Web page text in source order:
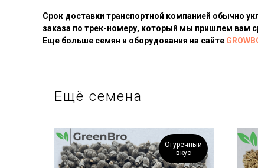
Срок доставки транспортной компанией обычно
заказа по трек-номеру, который мы пришлем вам
Еще больше семян и оборудования на сайте
Ещё семена
Огуречный
вкус